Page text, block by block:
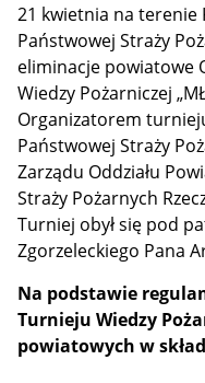
21 kwietnia na terenie
Państwowej Straży
eliminacje powiatowe
Wiedzy Pożarniczej
Organizatorem
Państwowej Straży
Zarządu Oddziału
Straży Pożarnych
Turniej obył się pod
Zgorzeleckiego Pana
Na podstawie
Turnieju Wiedzy
powiatowych w